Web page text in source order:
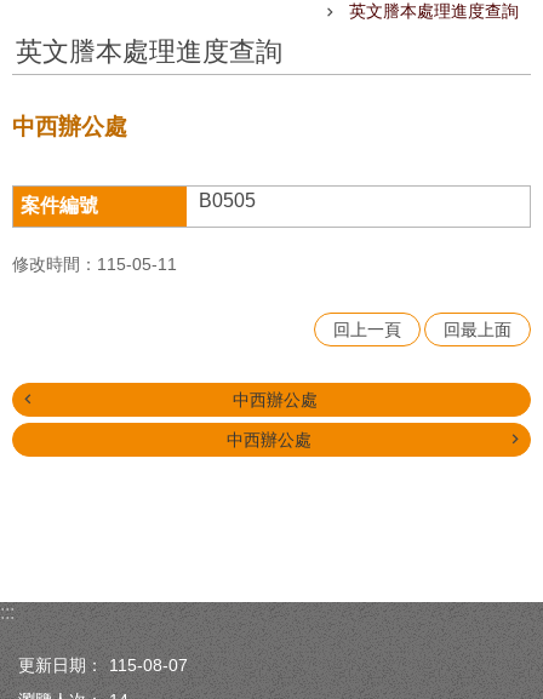
英文謄本處理進度查詢
英文謄本處理進度查詢
中西辦公處
B0505
修改時間：115-05-11
回上一頁 回最上面
中西辦公處
中西辦公處
:::
更新日期：
115-08-07